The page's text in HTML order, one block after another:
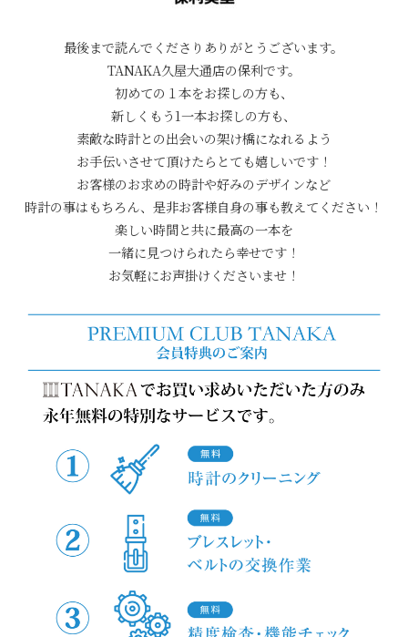
最後まで読んでくださりありがとうございます。
TANAKA久屋大通店の保利です。
初めての１本をお探しの方も、
新しくもう1一本お探しの方も、
素敵な時計との出会いの架け橋になれるよう
お手伝いさせて頂けたらとても嬉しいです！
お客様のお求めの時計や好みのデザインなど
時計の事はもちろん、是非お客様自身の事も教えてください！
楽しい時間と共に最高の一本を
一緒に見つけられたら幸せです！
お気軽にお声掛けくださいませ！